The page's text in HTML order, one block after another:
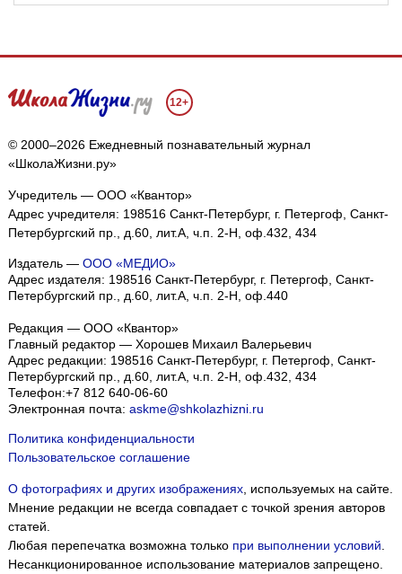
12+
© 2000–2026 Ежедневный познавательный журнал
«ШколаЖизни.ру»
Учредитель — ООО «Квантор»
Адрес учредителя: 198516 Санкт-Петербург, г. Петергоф, Санкт-
Петербургский пр., д.60, лит.А, ч.п. 2-Н, оф.432, 434
Издатель — ООО «МЕДИО»
Адрес издателя: 198516 Санкт-Петербург, г. Петергоф, Санкт-
Петербургский пр., д.60, лит.А, ч.п. 2-Н, оф.440
Редакция — ООО «Квантор»
Главный редактор — Хорошев Михаил Валерьевич
Адрес редакции: 198516 Санкт-Петербург, г. Петергоф, Санкт-
Петербургский пр., д.60, лит.А, ч.п. 2-Н, оф.432, 434
Телефон:+7 812 640-06-60
Электронная почта: askme@shkolazhizni.ru
Политика конфиденциальности
Пользовательское соглашение
О фотографиях и других изображениях, используемых на сайте.
Мнение редакции не всегда совпадает с точкой зрения авторов
статей.
Любая перепечатка возможна только при выполнении условий.
Несанкционированное использование материалов запрещено.